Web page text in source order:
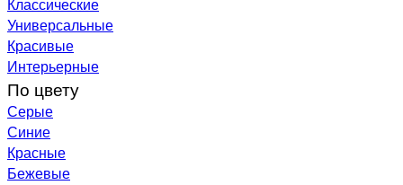
Универсальные
Красивые
Интерьерные
По цвету
Серые
Синие
Красные
Бежевые